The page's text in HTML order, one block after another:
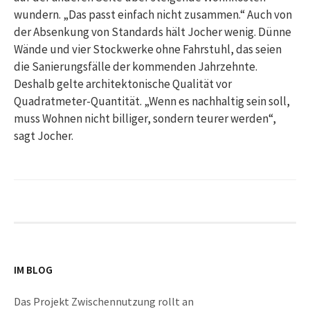
wundern. „Das passt einfach nicht zusammen.“ Auch von
der Absenkung von Standards hält Jocher wenig. Dünne
Wände und vier Stockwerke ohne Fahrstuhl, das seien
die Sanierungsfälle der kommenden Jahrzehnte.
Deshalb gelte architektonische Qualität vor
Quadratmeter-Quantität. „Wenn es nachhaltig sein soll,
muss Wohnen nicht billiger, sondern teurer werden“,
sagt Jocher.
IM BLOG
Das Projekt Zwischennutzung rollt an